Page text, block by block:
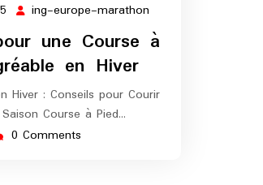
24
2025
ing-europe-marathon
europe-
marathon
une Course à
en Hiver
Hiver : Conseils pour Courir
Course à Pied…
0 Comments